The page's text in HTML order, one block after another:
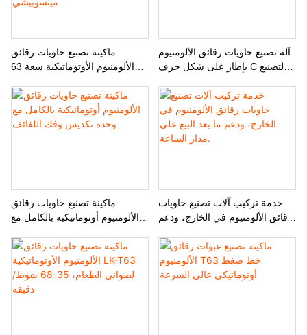
ماكينة تصنيع حاويات رقائق
الألومنيوم الأوتوماتيكية سعة 63
منطقية قابلة للبرمجة من
ميتسوبيشي
آلة تصنيع حاويات رقائق الألومنيوم
بإطار على شكل حرف C لتصنيع
الفطائر
ماكينة تصنيع حاويات رقائق
الألومنيوم أوتوماتيكية بالكامل مع
خدمة تركيب آلات تصنيع حاويات
رقائق الألومنيوم في الخارج، ودعم